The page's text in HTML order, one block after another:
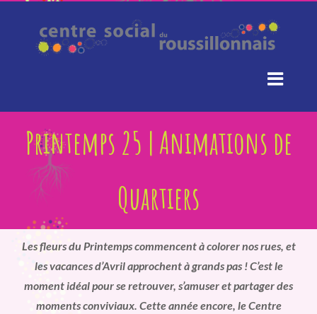
contenu
Printemps 25 | Animations de
Quartiers
Les fleurs du Printemps commencent à colorer nos rues, et
les vacances d’Avril approchent à grands pas ! C’est le
moment idéal pour se retrouver, s’amuser et partager des
moments conviviaux. Cette année encore, le Centre